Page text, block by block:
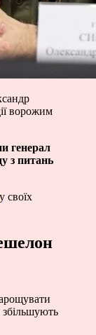
ворожим
генерал
з питань
у своїх
збільшують